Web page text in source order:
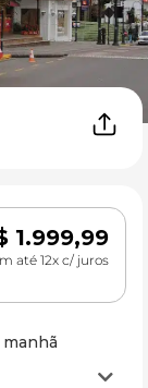
1.999,99
até 12x c/ juros
manhã